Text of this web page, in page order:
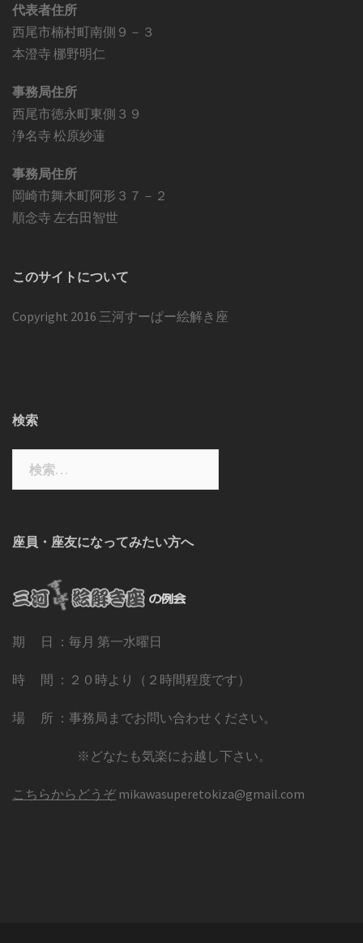
代表者住所
西尾市楠村町南側９－３
本澄寺 梛野明仁
事務局住所
西尾市徳永町東側３９
浄名寺 松原紗蓮
事務局住所
岡崎市舞木町阿形３７－２
順念寺 左右田智世
このサイトについて
Copyright 2016 三河すーぱー絵解き座
検索
座員・座友になってみたい方へ
期 日 ：毎月 第一水曜日
時 間 ：２０時より（２時間程度です）
場 所 ：事務局までお問い合わせください。
※どなたも気楽にお越し下さい。
こちらからどうぞ mikawasuperetokiza@gmail.com